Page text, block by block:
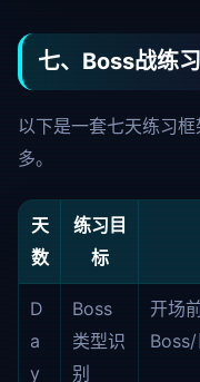
七、Boss战练
以下是一套七天练习
多。
天
数
练习目
标
D
a
y
Boss
类型识
别
开场
Boss/